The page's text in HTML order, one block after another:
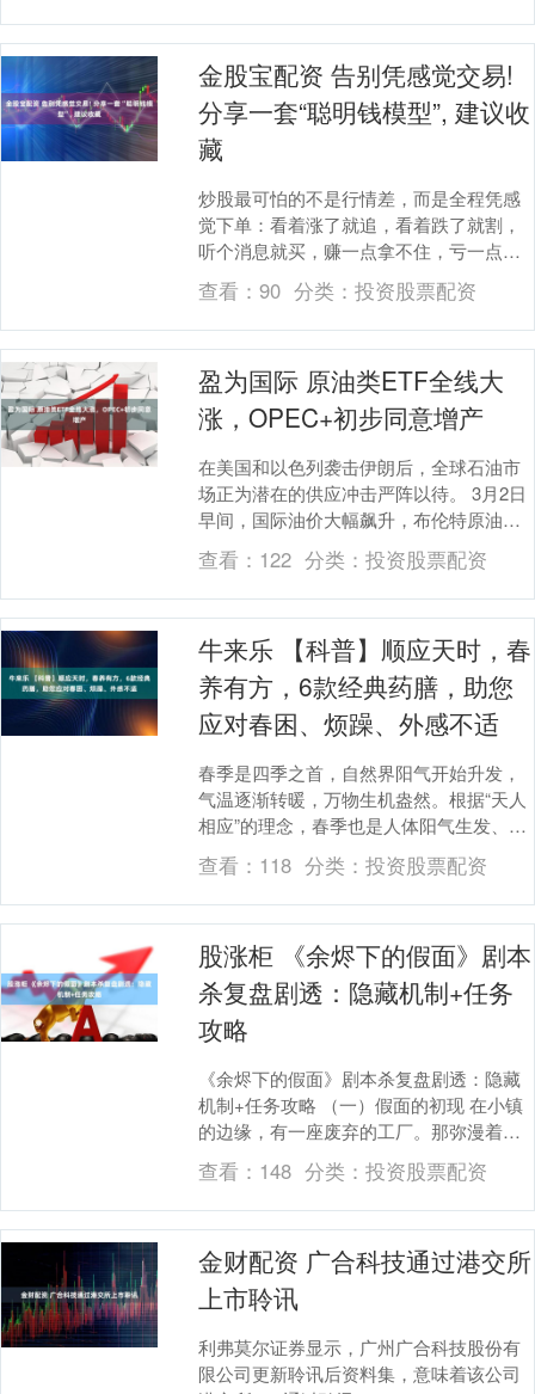
金股宝配资 告别凭感觉交易!
分享一套“聪明钱模型”, 建议收
藏
炒股最可怕的不是行情差，而是全程凭感
觉下单：看着涨了就追，看着跌了就割，
听个消息就买，赚一点拿不住，亏一点死
扛着。绝大多数散户亏钱，根本不是技术
不行，而是没有一....
查看：90 分类： 投资股票配资
盈为国际 原油类ETF全线大
涨，OPEC+初步同意增产
在美国和以色列袭击伊朗后，全球石油市
场正为潜在的供应冲击严阵以待。 3月2日
早间，国际油价大幅飙升，布伦特原油开
盘飙升13%，价格突破每桶82美元。此
前，据央视....
查看： 122 分类： 投资股票配资
牛来乐 【科普】顺应天时，春
养有方，6款经典药膳，助您
应对春困、烦躁、外感不适
春季是四季之首，自然界阳气开始升发，
气温逐渐转暖，万物生机盎然。根据“天人
相应”的理念，春季也是人体阳气生发、肝
脏功能调畅的时期。因此，春季养生应注
重保养生发之....
查看： 118 分类： 投资股票配资
股涨柜 《余烬下的假面》剧本
杀复盘剧透：隐藏机制+任务
攻略
《余烬下的假面》剧本杀复盘剧透：隐藏
机制+任务攻略 （一）假面的初现 在小镇
的边缘，有一座废弃的工厂。那弥漫着铁
锈味和腐朽气息的地方，总是被一层神秘
的面纱所笼罩....
查看： 148 分类： 投资股票配资
金财配资 广合科技通过港交所
上市聆讯
利弗莫尔证券显示，广州广合科技股份有
限公司更新聆讯后资料集，意味着该公司